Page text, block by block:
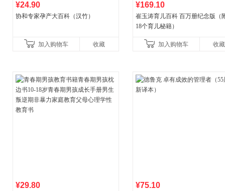
¥24.90
协和专家孕产大百科（汉竹）
加入购物车 收藏
¥169.10
崔玉涛育儿百科 百万册纪念版（
18个育儿秘籍）
加入购物车 收藏
¥29.80 ¥75.10